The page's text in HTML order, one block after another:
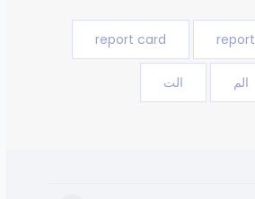
report
report card
الم الت